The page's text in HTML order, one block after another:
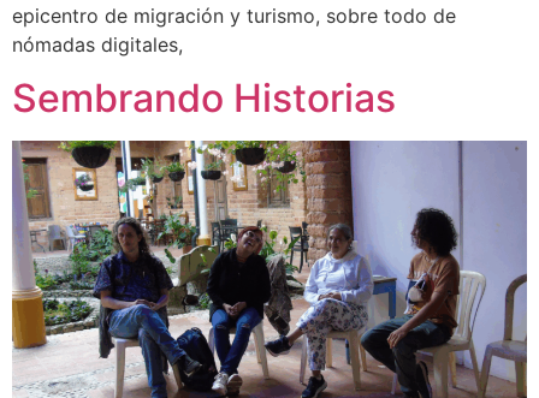
epicentro de migración y turismo, sobre todo de
nómadas digitales,
Sembrando Historias